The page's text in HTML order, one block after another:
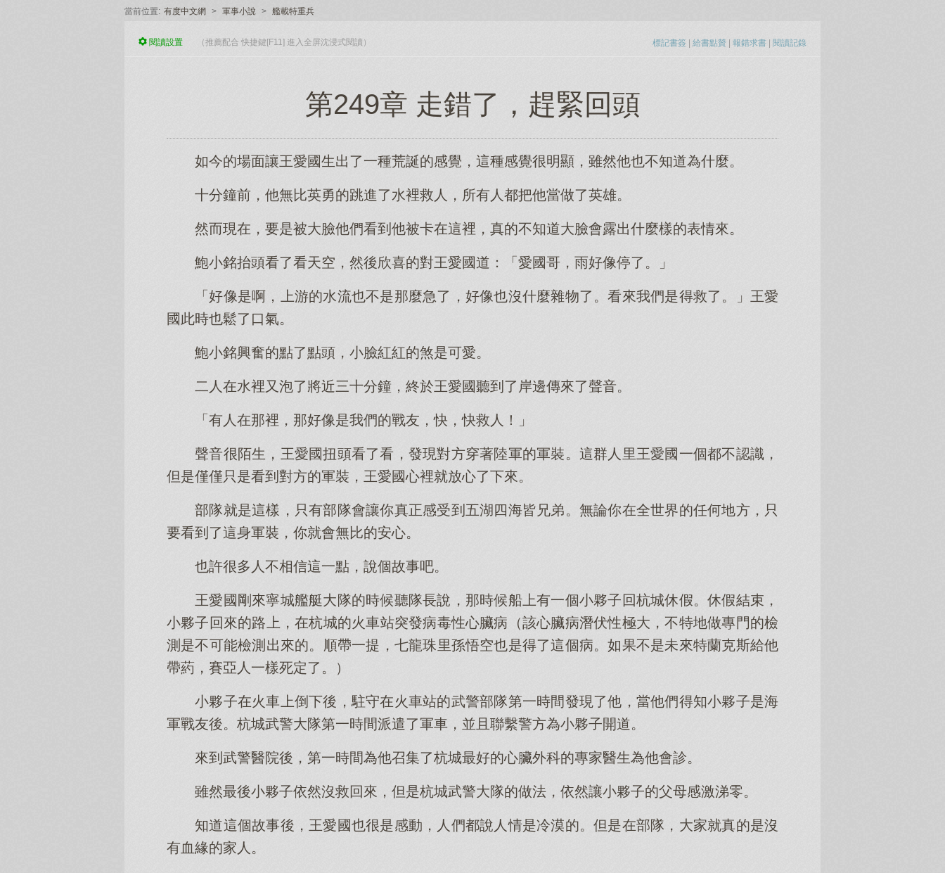
當前位置: 有度中文網 > 軍事小說 > 艦載特重兵
標記書簽 | 給書點贊 | 報錯求書 | 閱讀記錄
閱讀設置 （推薦配合 快捷鍵[F11] 進入全屏沈浸式閱讀）
第249章 走錯了，趕緊回頭
如今的場面讓王愛國生出了一種荒誕的感覺，這種感覺很明顯，雖然他也不知道為什麼。
十分鐘前，他無比英勇的跳進了水裡救人，所有人都把他當做了英雄。
然而現在，要是被大臉他們看到他被卡在這裡，真的不知道大臉會露出什麼樣的表情來。
鮑小銘抬頭看了看天空，然後欣喜的對王愛國道：「愛國哥，雨好像停了。」
「好像是啊，上游的水流也不是那麼急了，好像也沒什麼雜物了。看來我們是得救了。」王愛
國此時也鬆了口氣。
鮑小銘興奮的點了點頭，小臉紅紅的煞是可愛。
二人在水裡又泡了將近三十分鐘，終於王愛國聽到了岸邊傳來了聲音。
「有人在那裡，那好像是我們的戰友，快，快救人！」
聲音很陌生，王愛國扭頭看了看，發現對方穿著陸軍的軍裝。這群人里王愛國一個都不認識，
但是僅僅只是看到對方的軍裝，王愛國心裡就放心了下來。
部隊就是這樣，只有部隊會讓你真正感受到五湖四海皆兄弟。無論你在全世界的任何地方，只
要看到了這身軍裝，你就會無比的安心。
也許很多人不相信這一點，說個故事吧。
王愛國剛來寧城艦艇大隊的時候聽隊長說，那時候船上有一個小夥子回杭城休假。休假結束，
小夥子回來的路上，在杭城的火車站突發病毒性心臟病（該心臟病潛伏性極大，不特地做專門的檢
測是不可能檢測出來的。順帶一提，七龍珠里孫悟空也是得了這個病。如果不是未來特蘭克斯給他
帶葯，賽亞人一樣死定了。）
小夥子在火車上倒下後，駐守在火車站的武警部隊第一時間發現了他，當他們得知小夥子是海
軍戰友後。杭城武警大隊第一時間派遣了軍車，並且聯繫警方為小夥子開道。
來到武警醫院後，第一時間為他召集了杭城最好的心臟外科的專家醫生為他會診。
雖然最後小夥子依然沒救回來，但是杭城武警大隊的做法，依然讓小夥子的父母感激涕零。
知道這個故事後，王愛國也很是感動，人們都說人情是冷漠的。但是在部隊，大家就真的是沒
有血緣的家人。